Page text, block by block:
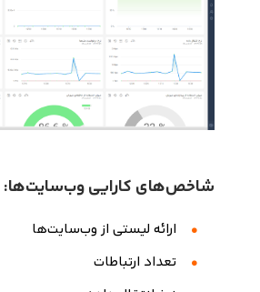
شاخص‌های کارایی وب‌سایت‌ها:
ارائه لیستی از وب‌سایت‌ها
تعداد ارتباطات